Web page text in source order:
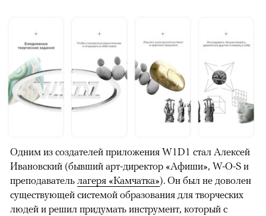
Одним из создателей приложения W1D1 стал Алексей
Ивановский (бывший арт-директор «Афиши», W-O-S и
преподаватель лагеря «Камчатка»). Он был не доволен
существующей системой образования для творческих
людей и решил придумать инструмент, который с